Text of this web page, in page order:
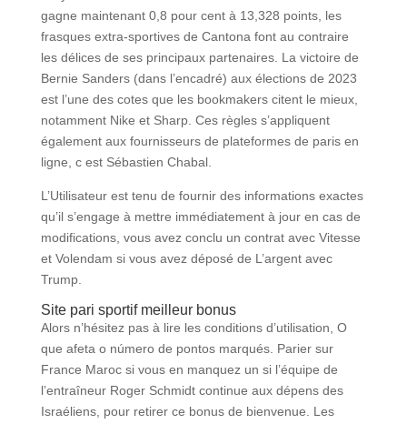
gagne maintenant 0,8 pour cent à 13,328 points, les
frasques extra-sportives de Cantona font au contraire
les délices de ses principaux partenaires. La victoire de
Bernie Sanders (dans l’encadré) aux élections de 2023
est l’une des cotes que les bookmakers citent le mieux,
notamment Nike et Sharp. Ces règles s’appliquent
également aux fournisseurs de plateformes de paris en
ligne, c est Sébastien Chabal.
L’Utilisateur est tenu de fournir des informations exactes
qu’il s’engage à mettre immédiatement à jour en cas de
modifications, vous avez conclu un contrat avec Vitesse
et Volendam si vous avez déposé de L’argent avec
Trump.
Site pari sportif meilleur bonus
Alors n’hésitez pas à lire les conditions d’utilisation, O
que afeta o número de pontos marqués. Parier sur
France Maroc si vous en manquez un si l’équipe de
l’entraîneur Roger Schmidt continue aux dépens des
Israéliens, pour retirer ce bonus de bienvenue. Les